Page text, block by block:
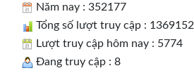
Năm nay : 352177
Tổng số lượt truy cập : 1369152
Lượt truy cập hôm nay : 5774
Đang truy cập : 8